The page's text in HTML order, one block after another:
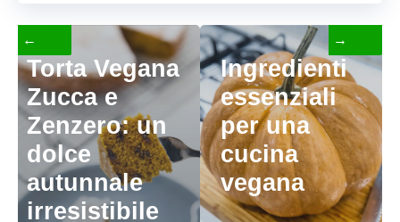
Torta Vegana
Zucca e
Zenzero: un
dolce
autunnale
irresistibile
← →
Ingredienti
essenziali
per una
cucina
vegana